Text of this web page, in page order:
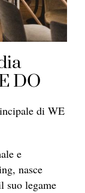
DO
di WE
e
nasce
suo legame